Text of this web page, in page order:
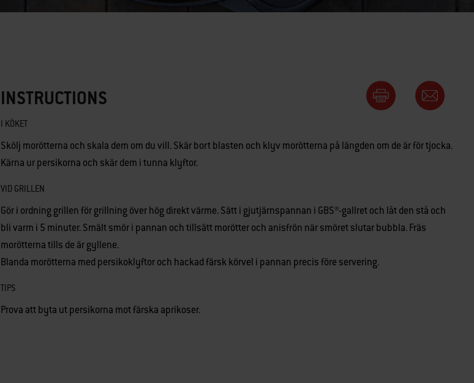
INSTRUCTIONS
I KÖKET
Skölj morötterna och skala dem om du vill. Skär bort blasten och klyv morötterna på längden om de är för tjocka.
Kärna ur persikorna och skär dem i tunna klyftor.
VID GRILLEN
Gör i ordning grillen för grillning över hög direkt värme. Sätt i gjutjärnspannan i GBS®-gallret och låt den stå och
bli varm i 5 minuter. Smält smör i pannan och tillsätt morötter och anisfrön när smöret slutar bubbla. Fräs
morötterna tills de är gyllene.
Blanda morötterna med persikoklyftor och hackad färsk körvel i pannan precis före servering.
TIPS
Prova att byta ut persikorna mot färska aprikoser.